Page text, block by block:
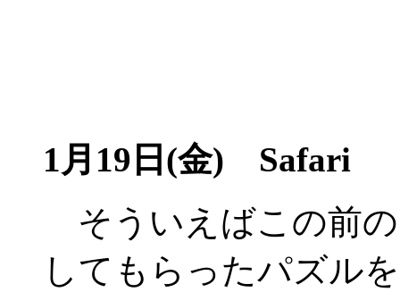
1月19日(金) Safari
そういえばこの前
してもらったパズル